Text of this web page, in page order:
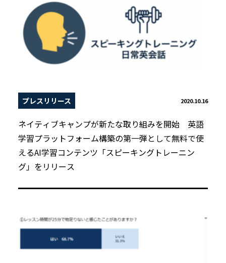
プレスリリース 2020.10.16
ネイティブキャンプが新たな取り組みを開始 英語
学習プラットフォーム構築の第一弾として無料で使
えるAI学習コンテンツ「スピーキングトレーニン
グ」をリリース